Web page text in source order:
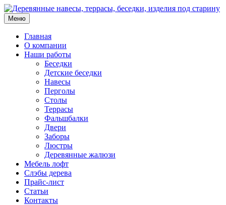
Меню
Главная
О компании
Наши работы
Беседки
Детские беседки
Навесы
Перголы
Столы
Террасы
Фальшбалки
Двери
Заборы
Люстры
Деревянные жалюзи
Мебель лофт
Слэбы дерева
Прайс-лист
Статьи
Контакты